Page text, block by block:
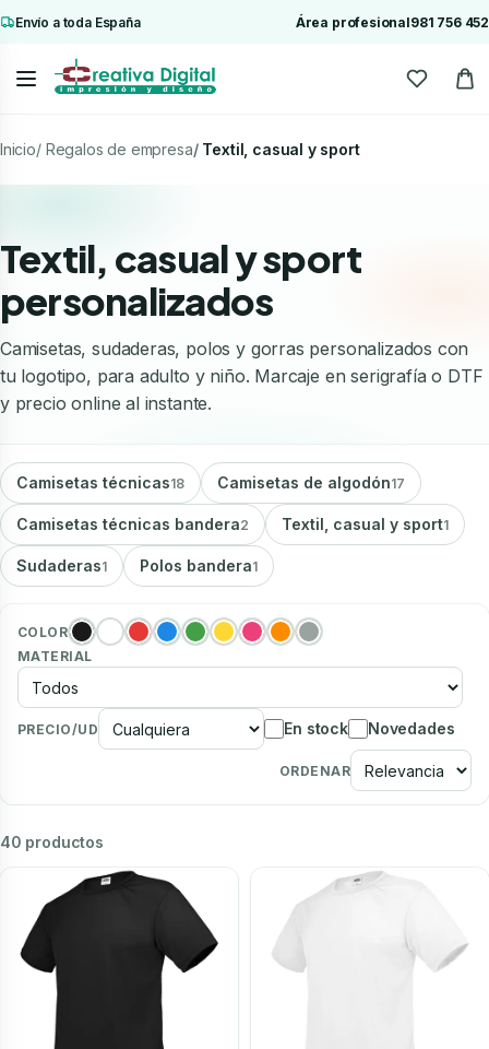
Envío a toda España Área profesional981 756 452
Inicio Regalos de empresa Textil, casual y sport
Textil, casual y sport
personalizados
Camisetas, sudaderas, polos y gorras personalizados con
tu logotipo, para adulto y niño. Marcaje en serigrafía o DTF
y precio online al instante.
Camisetas técnicas18 Camisetas de algodón17
Camisetas técnicas bandera2 Textil, casual y sport1
Sudaderas1 Polos bandera1
COLOR
MATERIAL
PRECIO/UD En stock Novedades
ORDENAR
40 productos